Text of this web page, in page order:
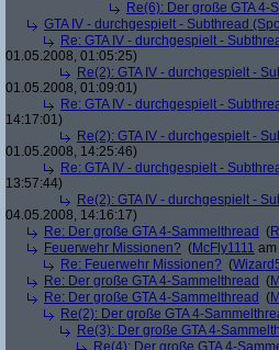
Re(6): Der große GTA 4-
GTA IV - durchgespielt - Subthread
Re: GTA IV - durchgespielt -
01.05.2008, 01:05:25)
Re(2): GTA IV - durchgespielt -
01.05.2008, 01:09:01)
Re: GTA IV - durchgespielt -
14:17:01)
Re(2): GTA IV - durchgespielt -
01.05.2008, 14:25:46)
Re: GTA IV - durchgespielt -
13:57:44)
Re(2): GTA IV - durchgespielt -
04.05.2008, 14:16:17)
Re: Der große GTA 4-Sammelthread (
Feuerwehr Missionen? (McFly1111
Re: Feuerwehr Missionen? (
Re: Der große GTA 4-Sammelthread (
Re: Der große GTA 4-Sammelthread (
Re(2): Der große GTA 4-
Re(3): Der große GTA 4-
Re(4): Der große GTA 4-